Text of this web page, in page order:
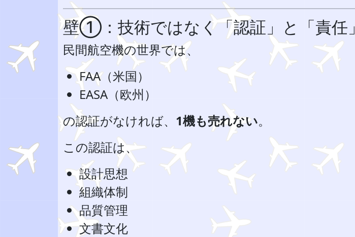
壁①：技術ではなく「認証」と「責任」
民間航空機の世界では、
FAA（米国）
EASA（欧州）
の認証がなければ、 1機も売れない。
この認証は、
設計思想
組織体制
品質管理
文書文化